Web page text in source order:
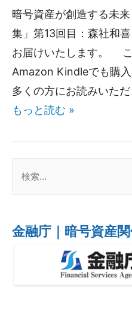
暗号資産が創造する未
集」第13回目：森社和
お届けいたします。 こ
Amazon Kindleでも購
多くの方にお読みいた
もっと読む »
金融庁｜暗号資産